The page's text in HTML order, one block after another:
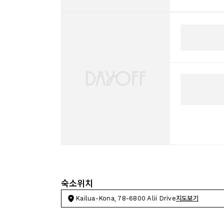
숙소위치
Kailua-Kona, 78-6800 Alii Drive지도보기